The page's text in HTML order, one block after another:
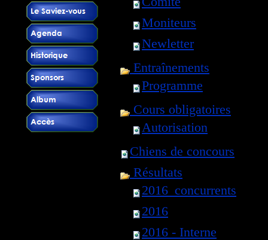
Moniteurs
Newletter
Entraînements
Programme
Cours obligatoires
Autorisation
Chiens de concours
Résultats
2016_concurrents
2016
2016 - Interne